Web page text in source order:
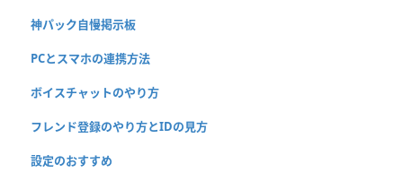
神パック自慢掲示板
PCとスマホの連携方法
ボイスチャットのやり方
フレンド登録のやり方とIDの見方
設定のおすすめ